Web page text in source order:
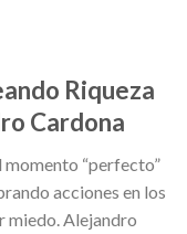
Riqueza
Cardona
“perfecto”
acciones en los
miedo. Alejandro